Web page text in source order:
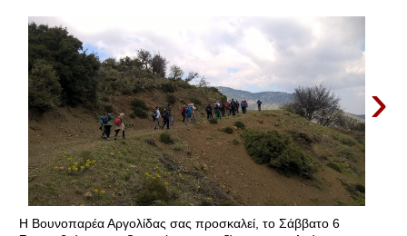
›
Η Βουνοπαρέα Αργολίδας σας προσκαλεί, το Σάββατο 6